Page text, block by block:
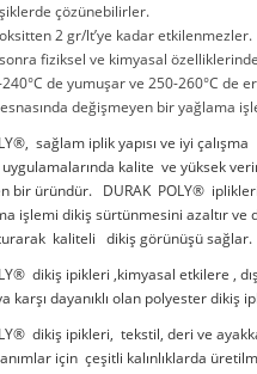
çözünebilirler.
2 gr/lt’ye kadar etkilenmezler.
sonra fiziksel ve kimyasal
de yumuşar ve 250-260°C de
değişmeyen bir yağlama
sağlam iplik yapısı ve iyi
kalite ve yüksek
bir üründür. DURAK POLY®
işlemi dikiş sürtünmesini azaltır ve
kaliteli dikiş görünüşü sağlar.
dikiş ipikleri ,kimyasal etkilere ,
karşı dayanıklı olan polyester dikiş
dikiş ipikleri, tekstil, deri ve
için çeşitli kalınlıklarda